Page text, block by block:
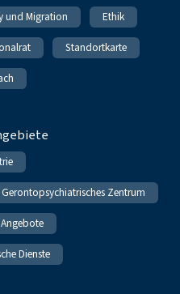
und Migration Ethik
Standortkarte
Gerontopsychiatrisches Zentrum
Dienste